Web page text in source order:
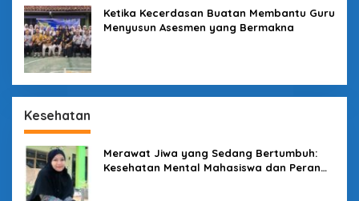
Ketika Kecerdasan Buatan Membantu Guru
Menyusun Asesmen yang Bermakna
Kesehatan
Merawat Jiwa yang Sedang Bertumbuh:
Kesehatan Mental Mahasiswa dan Peran